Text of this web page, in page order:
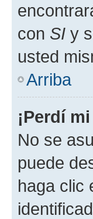
con SI y
usted
Arriba
¡Perdí
No se
puede
haga clic